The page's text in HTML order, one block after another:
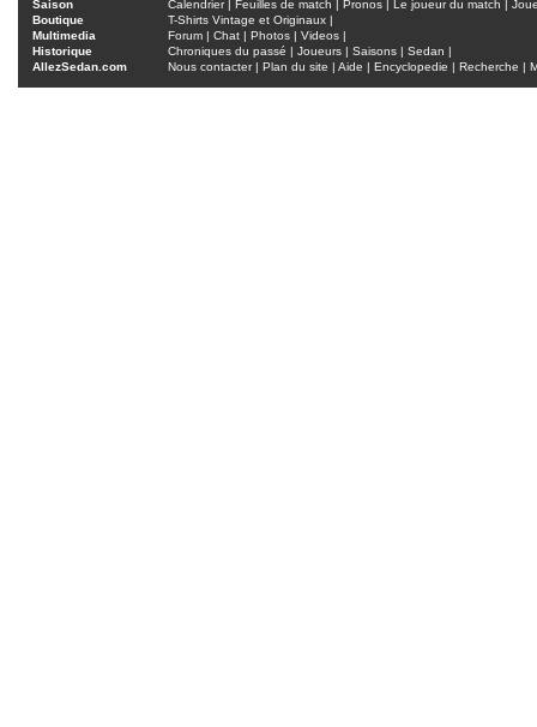
Saison Calendrier| Feuilles de match Pronos Le joueur du match
Boutique
T-Shirts Vintage et Originaux |
Multimedia
Forum | Chat | Photos | Videos |
Historique
Chroniques du passé | Joueurs | Saisons | Sedan |
AllezSedan.com
Nous contacter| Plan du site | Aide | Encyclopedie | Recherche |